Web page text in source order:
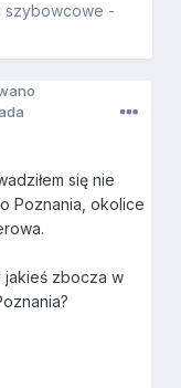
szybowcowe -
się nie
Poznania, okolice
jakieś zbocza w